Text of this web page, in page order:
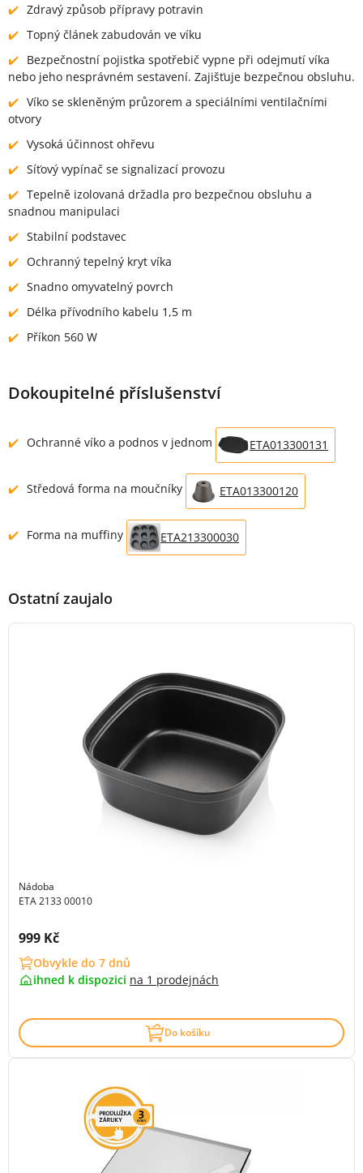
Zdravý způsob přípravy potravin
Topný článek zabudován ve víku
Bezpečnostní pojistka spotřebič vypne při odejmutí víka
nebo jeho nesprávném sestavení. Zajišťuje bezpečnou obsluhu.
Víko se skleněným průzorem a speciálními ventilačními
otvory
Vysoká účinnost ohřevu
Síťový vypínač se signalizací provozu
Tepelně izolovaná držadla pro bezpečnou obsluhu a
snadnou manipulaci
Stabilní podstavec
Ochranný tepelný kryt víka
Snadno omyvatelný povrch
Délka přívodního kabelu 1,5 m
Příkon 560 W
Dokoupitelné příslušenství
Ochranné víko a podnos v jednom ETA013300131
Středová forma na moučníky ETA013300120
Forma na muffiny ETA213300030
Ostatní zaujalo
Nádoba
ETA 2133 00010
Cena s DPH:
999 Kč
Obvykle do 7 dnů
ihned k dispozici na 1 prodejnách
Do košíku